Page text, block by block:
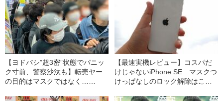
【ヨドバシ”超3密”状態でパニッ
ク寸前、警察沙汰も】転売ヤー
の目的はマスクではなく……
【最速実機レビュー】コスパだ
けじゃないiPhone SE マスクつ
けっぱなしのロック解除はこん